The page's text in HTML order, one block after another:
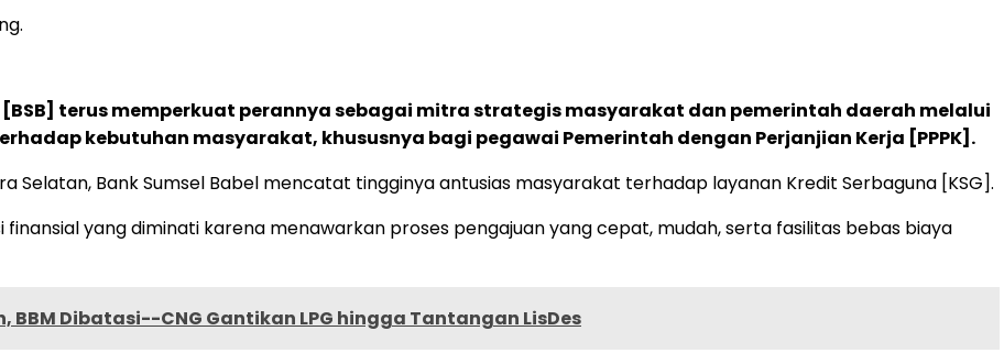
[BSB] terus memperkuat perannya sebagai mitra strategis masyarakat dan pemerintah daerah melalui
kebutuhan masyarakat, khususnya bagi pegawai Pemerintah dengan Perjanjian Kerja [PPPK].
Selatan, Bank Sumsel Babel mencatat tingginya antusias masyarakat terhadap layanan Kredit Serbaguna [KSG].
yang diminati karena menawarkan proses pengajuan yang cepat, mudah, serta fasilitas bebas biaya
BBM Dibatasi--CNG Gantikan LPG hingga Tantangan LisDes